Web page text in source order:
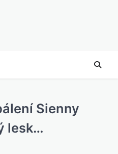
Sienny
lesk…